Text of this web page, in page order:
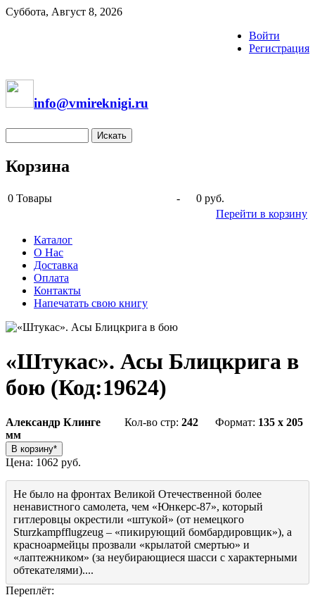
Суббота, Август 8, 2026
Войти
Регистрация
info@vmireknigi.ru
Корзина
0 Товары -
0 руб.
Перейти в корзину
Каталог
О Нас
Доставка
Оплата
Контакты
Напечатать свою книгу
«Штукас». Асы Блицкрига в
бою (Код:19624)
Александр Клинге Кол-во стр: 242 Формат: 135 x 205
мм
Цена: 1062 руб.
Не было на фронтах Великой Отечественной более
ненавистного самолета, чем «Юнкерс-87», который
гитлеровцы окрестили «штукой» (от немецкого
Sturzkampfflugzeug – «пикирующий бомбардировщик»), а
красноармейцы прозвали «крылатой смертью» и
«лаптежником» (за неубирающиеся шасси с характерными
обтекателями)....
Переплёт: